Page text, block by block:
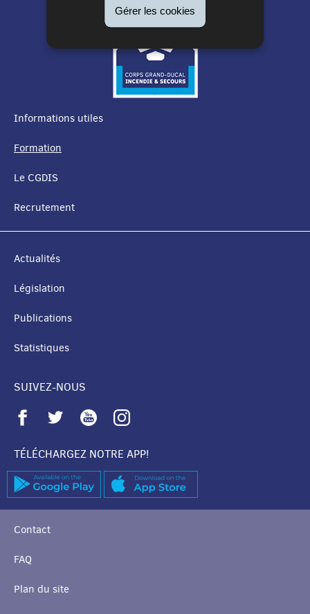
Gérer les cookies
MENU
DE
Informations utiles
Formation
Le CGDIS
Recrutement
Actualités
Législation
Publications
Statistiques
SUIVEZ-NOUS
TÉLÉCHARGEZ NOTRE APP!
Contact
FAQ
Plan du site